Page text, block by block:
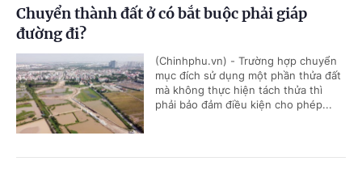
Chuyển thành đất ở có bắt buộc phải giáp
đường đi?
(Chinhphu.vn) - Trường hợp chuyển
mục đích sử dụng một phần thửa đất
mà không thực hiện tách thửa thì
phải bảo đảm điều kiện cho phép...